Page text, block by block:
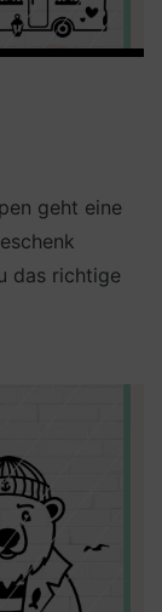
geht eine
das richtige